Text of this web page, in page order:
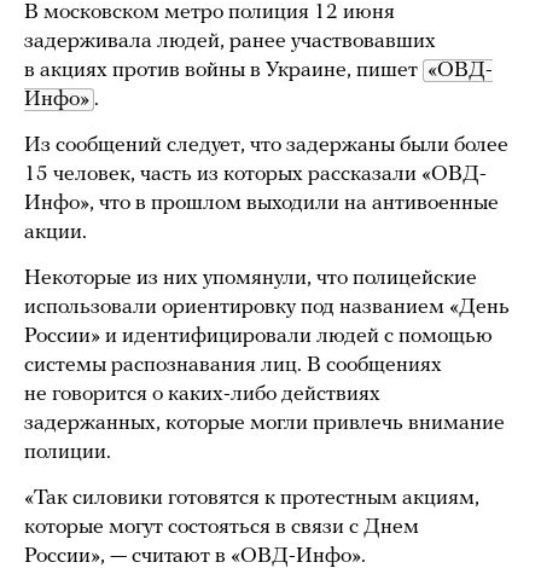
В московском метро полиция 12 июня
задерживала людей, ранее участвовавших
в акциях против войны в Украине, пишет «ОВД-
Инфо» .
Из сообщений следует, что задержаны были более
15 человек, часть из которых рассказали «ОВД-
Инфо», что в прошлом выходили на антивоенные
акции.
Некоторые из них упомянули, что полицейские
использовали ориентировку под названием «День
России» и идентифицировали людей с помощью
системы распознавания лиц. В сообщениях
не говорится о каких-либо действиях
задержанных, которые могли привлечь внимание
полиции.
«Так силовики готовятся к протестным акциям,
которые могут состояться в связи с Днем
России», — считают в «ОВД-Инфо».